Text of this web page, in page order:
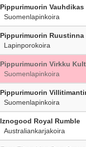
Pippurimuorin
Suomenlapinkoira
Pippurimuorin Ruustinna
Lapinporokoira
Pippurimuorin Virkku
Suomenlapinkoira
Pippurimuorin
Suomenlapinkoira
Iznogood Royal Rumble
Australiankarjakoira